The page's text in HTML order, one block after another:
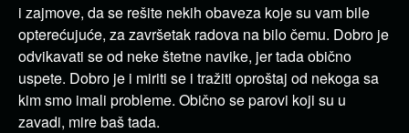
i zajmove, da se rešite nekih obaveza koje su vam bile
opterećujuće, za završetak radova na bilo čemu. Dobro je
odvikavati se od neke štetne navike, jer tada obično
uspete. Dobro je i miriti se i tražiti oproštaj od nekoga sa
kim smo imali probleme. Obično se parovi koji su u
zavadi, mire baš tada.